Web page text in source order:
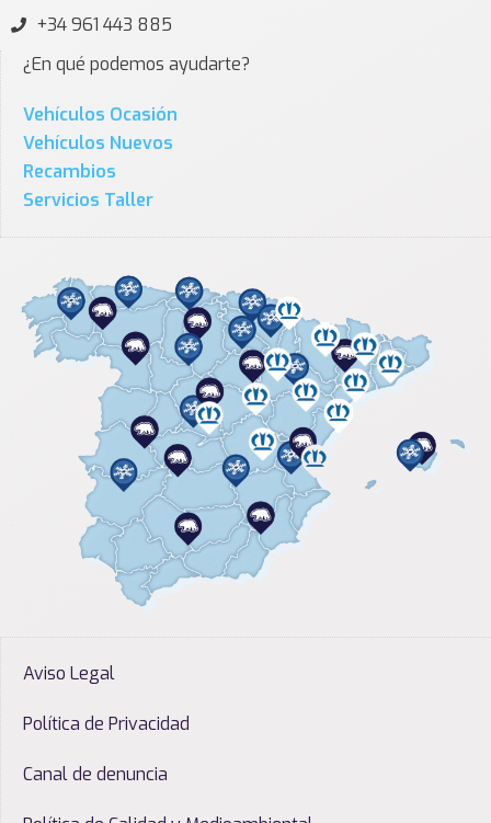
+34 961 443 885
¿En qué podemos ayudarte?
Vehículos Ocasión
Vehículos Nuevos
Recambios
Servicios Taller
Aviso Legal
Política de Privacidad
Canal de denuncia